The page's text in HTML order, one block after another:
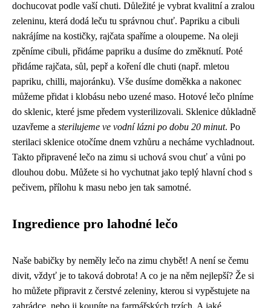
dochucovat podle vaší chuti. Důležité je vybrat kvalitní a zralou
zeleninu, která dodá leču tu správnou chuť. Papriku a cibuli
nakrájíme na kostičky, rajčata spaříme a oloupeme. Na oleji
zpěníme cibuli, přidáme papriku a dusíme do změknutí. Poté
přidáme rajčata, sůl, pepř a koření dle chuti (např. mletou
papriku, chilli, majoránku). Vše dusíme doměkka a nakonec
můžeme přidat i klobásu nebo uzené maso. Hotové lečo plníme
do sklenic, které jsme předem vysterilizovali. Sklenice důkladně
uzavřeme a sterilujeme ve vodní lázni po dobu 20 minut. Po
sterilaci sklenice otočíme dnem vzhůru a necháme vychladnout.
Takto připravené lečo na zimu si uchová svou chuť a vůni po
dlouhou dobu. Můžete si ho vychutnat jako teplý hlavní chod s
pečivem, přílohu k masu nebo jen tak samotné.
Ingredience pro lahodné lečo
Naše babičky by neměly lečo na zimu chybět! A není se čemu
divit, vždyť je to taková dobrota! A co je na něm nejlepší? Že si
ho můžete připravit z čerstvé zeleniny, kterou si vypěstujete na
zahrádce, nebo ji koupíte na farmářských trzích. A jaké